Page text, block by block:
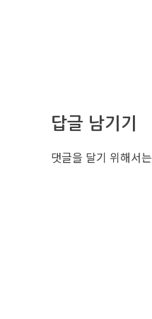
답글 남기기
댓글을 달기 위해서는